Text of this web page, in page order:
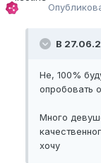
В
Не, 100%
опробовать
Много
хочу